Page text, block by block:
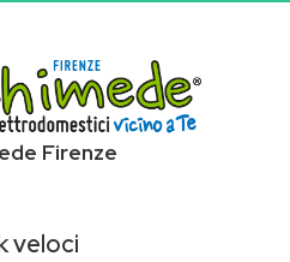
Firenze
veloci